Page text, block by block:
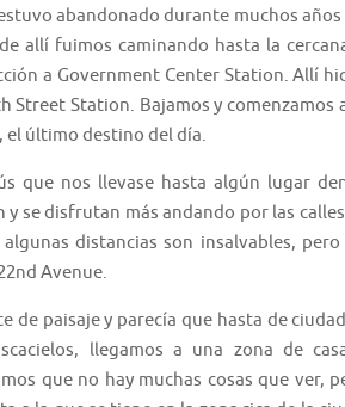
abandonado durante muchos
allí fuimos caminando hasta la
a Government Center Station. Allí
Street Station. Bajamos y comenzamos
el último destino del día.
que nos llevase hasta algún lugar
y se disfrutan más andando por las
distancias son insalvables, pero
Avenue.
paisaje y parecía que hasta de
llegamos a una zona de
que no hay muchas cosas que ver,